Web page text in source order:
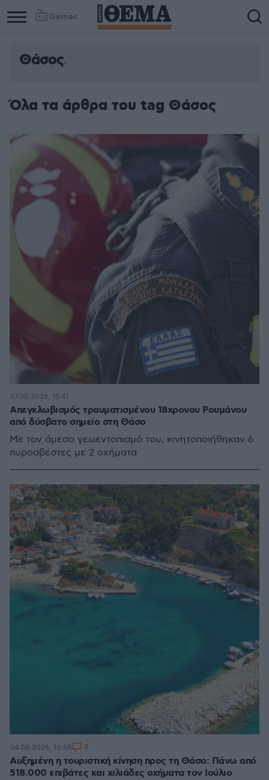
Games
Θάσος
Όλα τα άρθρα του tag Θάσος
Απεγκλωβισμός τραυματισμένου 18χρονου Ρουμάνου
από δύσβατο σημείο στη Θάσο
Με τον άμεσο γεωεντοπισμό του, κινητοποιήθηκαν 6
πυροσβέστες με 2 οχήματα
07.08.2026, 15:41
Αυξημένη η τουριστική κίνηση προς τη Θάσο: Πάνω από
518.000 επιβάτες και χιλιάδες οχήματα τον Ιούλιο
04.08.2026, 10:58 4